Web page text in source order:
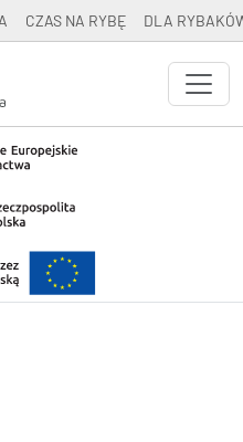
CZAS NA RYBĘ DLA